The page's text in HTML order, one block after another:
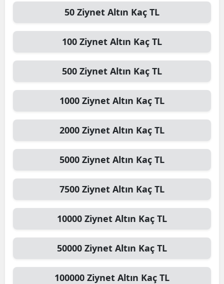
50 Ziynet Altın Kaç TL
100 Ziynet Altın Kaç TL
500 Ziynet Altın Kaç TL
1000 Ziynet Altın Kaç TL
2000 Ziynet Altın Kaç TL
5000 Ziynet Altın Kaç TL
7500 Ziynet Altın Kaç TL
10000 Ziynet Altın Kaç TL
50000 Ziynet Altın Kaç TL
100000 Ziynet Altın Kaç TL